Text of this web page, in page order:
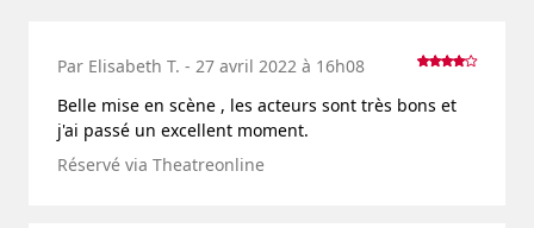
Par Elisabeth T. - 27 avril 2022 à 16h08
Belle mise en scène , les acteurs sont très bons et
j'ai passé un excellent moment.
Réservé via Theatreonline